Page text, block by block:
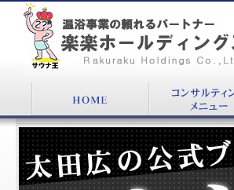
『』：温浴施設コンサルタント太田 広公式
BLOG
太田広の公式ブログ：サウナ王奮戦記！